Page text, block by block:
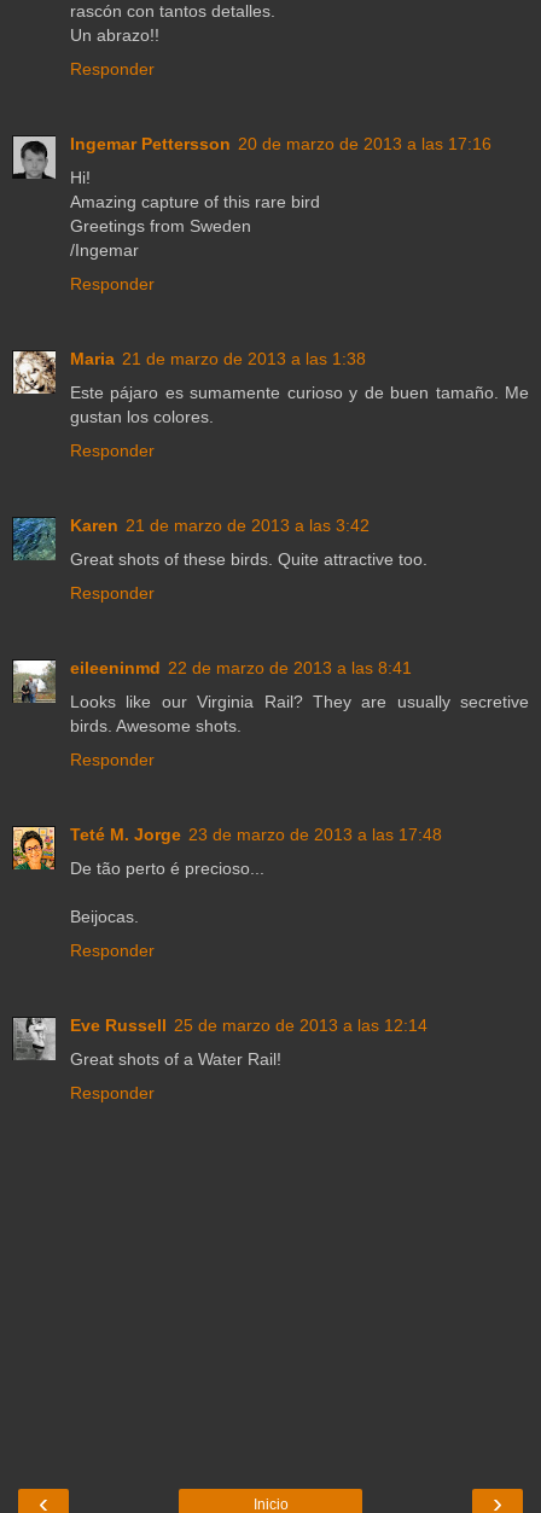
rascón con tantos detalles.
Un abrazo!!
Responder
Ingemar Pettersson 20 de marzo de 2013 a las 17:16
Hi!
Amazing capture of this rare bird
Greetings from Sweden
/Ingemar
Responder
Maria 21 de marzo de 2013 a las 1:38
Este pájaro es sumamente curioso y de buen tamaño. Me
gustan los colores.
Responder
Karen 21 de marzo de 2013 a las 3:42
Great shots of these birds. Quite attractive too.
Responder
eileeninmd 22 de marzo de 2013 a las 8:41
Looks like our Virginia Rail? They are usually secretive
birds. Awesome shots.
Responder
Teté M. Jorge 23 de marzo de 2013 a las 17:48
De tão perto é precioso...
Beijocas.
Responder
Eve Russell 25 de marzo de 2013 a las 12:14
Great shots of a Water Rail!
Responder
‹ ›
Inicio